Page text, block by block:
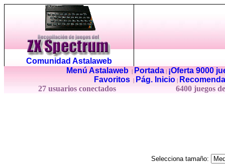
Comunidad Astalaweb
Menú Astalaweb| Portada|
¡Oferta 9000
Favoritos
Pág. Inicio
27 usuarios conectados
6400 juegos
Selecciona tamaño: